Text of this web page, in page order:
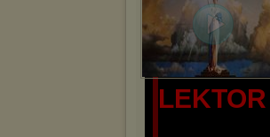
LEKTOR